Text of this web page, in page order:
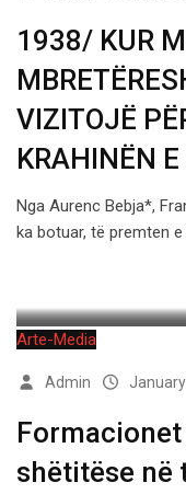
1938/ KUR
VIZITOJË
KRAHINËN
Nga Aurenc Bebja*,
ka botuar, të premten
Arte-Media
Admin
shëtitëse në